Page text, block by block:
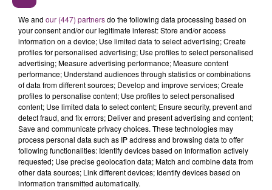
La Bulle - Guinguette éphémère
We and our (447) partnersdo the following data processing based on
your consent and/or our legitimate interest: Store and/or access
information on a device; Use limited data to select advertising; Create
profiles for personalised advertising; Use profiles to select personalised
advertising; Measure advertising performance; Measure content
performance; Understand audiences through statistics or combinations
of data from different sources; Develop and improve services; Create
profiles to personalise content; Use profiles to select personalised
content; Use limited data to select content; Ensure security, prevent and
detect fraud, and fix errors; Deliver and present advertising and content;
Save and communicate privacy choices. These technologies may
process personal data such as IP address and browsing data to offer
following functionalities: Identify devices based on information actively
requested; Use precise geolocation data; Match and combine data from
other data sources; Link different devices; Identify devices based on
information transmitted automatically.